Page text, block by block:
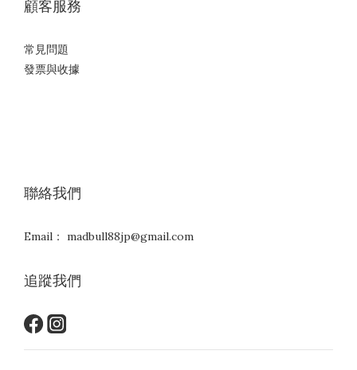
顧客服務
常見問題
發票與收據
聯絡我們
Email： madbull88jp@gmail.com
追蹤我們